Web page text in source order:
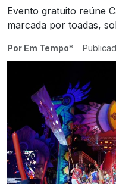
Evento gratuito reúne
marcada por toadas,
Por Em Tempo*